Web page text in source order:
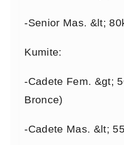
-Senior Mas. &lt;
Kumite:
-Cadete Fem. &gt;
Bronce)
-Cadete Mas. &lt;